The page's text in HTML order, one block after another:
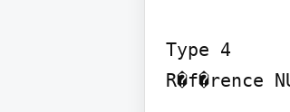
Type 4
R�f�rence